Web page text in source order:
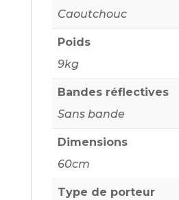
Caoutchouc
Poids
9kg
Bandes réflectives
Sans bande
Dimensions
60cm
Type de porteur